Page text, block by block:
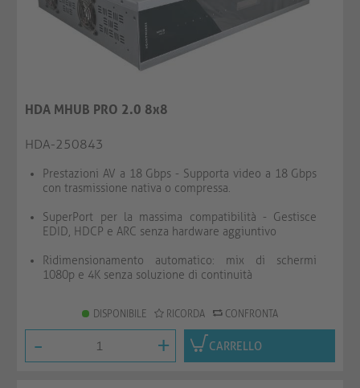
HDA MHUB PRO 2.0 8x8
HDA-250843
Prestazioni AV a 18 Gbps - Supporta video a 18 Gbps
con trasmissione nativa o compressa.
SuperPort per la massima compatibilità - Gestisce
EDID, HDCP e ARC senza hardware aggiuntivo
Ridimensionamento automatico: mix di schermi
1080p e 4K senza soluzione di continuità
DISPONIBILE RICORDA CONFRONTA
- + CARRELLO